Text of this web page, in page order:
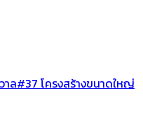
าล#37 โครงสร้างขนาดใหญ่